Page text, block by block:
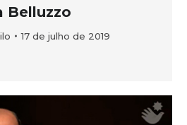
Belluzzo
17 de julho de 2019